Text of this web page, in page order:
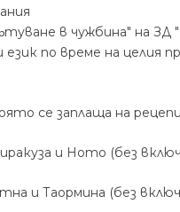
в чужбина" на
по време на целия
се заплаща на
и Ното (без
и Таормина (без